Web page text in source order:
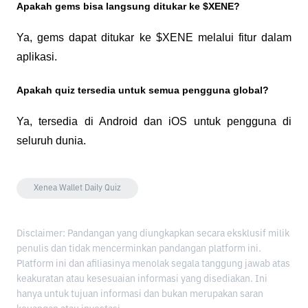
Apakah gems bisa langsung ditukar ke $XENE?
Ya, gems dapat ditukar ke $XENE melalui fitur dalam
aplikasi.
Apakah quiz tersedia untuk semua pengguna global?
Ya, tersedia di Android dan iOS untuk pengguna di
seluruh dunia.
Xenea Wallet Daily Quiz
Disclaimer: Pandangan yang diungkapkan secara eksklusif milik
penulis dan tidak mencerminkan pandangan platform ini.
Platform ini dan afiliasinya menolak segala tanggung jawab atas
keakuratan atau kesesuaian informasi yang disediakan. Ini
hanya untuk tujuan informasi dan bukan merupakan saran